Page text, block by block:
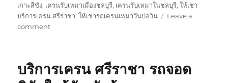
เกาะสีชัง, เครนรับเหมาเมืองชลบุรี, เครนรับเหมาในชลบุรี,ให้เช่า
บริการเครน ศรีราชา,ให้เช่ารถเครนเหมาวันบ่อวิน
Leave a
commenton
เครน
บ่อ
บริการเครน ศรีราชา รถจอด